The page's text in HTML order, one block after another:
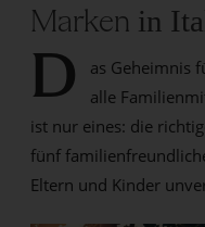
Marken in
D
as Geheimnis
alle
ist nur eines: die
fünf
Eltern und Kinder